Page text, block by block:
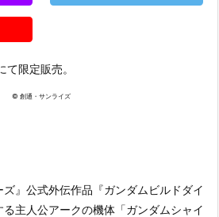
て限定販売。
© 創通・サンライズ
ズ』公式外伝作品『ガンダムビルドダイ
主人公アークの機体「ガンダムシャイ